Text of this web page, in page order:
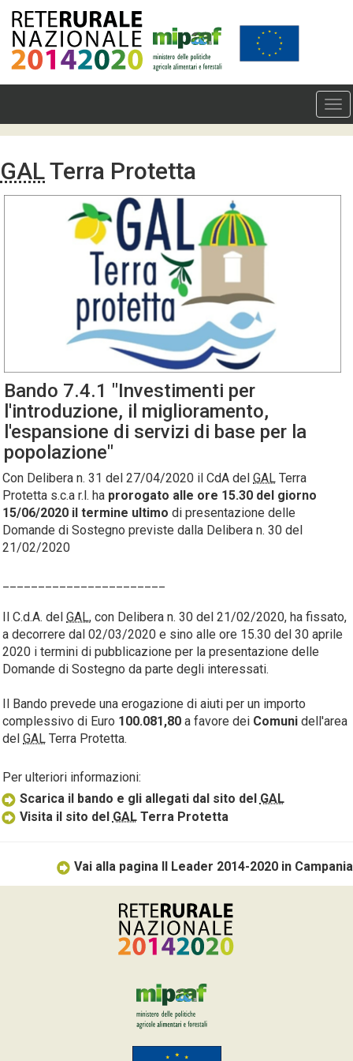
GALTerra Protetta
Bando 7.4.1 "Investimenti per
l'introduzione, il miglioramento,
l'espansione di servizi di base per la
popolazione"
Con Delibera n. 31 del 27/04/2020 il CdA del GAL Terra
Protetta s.c.a r.l. ha prorogato alle ore 15.30 del giorno
15/06/2020 il termine ultimo di presentazione delle
Domande di Sostegno previste dalla Delibera n. 30 del
21/02/2020
Il C.d.A. del GAL, con Delibera n. 30 del 21/02/2020, ha fissato,
a decorrere dal 02/03/2020 e sino alle ore 15.30 del 30 aprile
2020 i termini di pubblicazione per la presentazione delle
Domande di Sostegno da parte degli interessati.
Il Bando prevede una erogazione di aiuti per un importo
complessivo di Euro 100.081,80 a favore dei Comuni dell'area
del GAL Terra Protetta.
Per ulteriori informazioni:
Scarica il bando e gli allegati dal sito del GAL
Visita il sito del GALTerra Protetta
Vai alla pagina Il Leader 2014-2020 in Campania